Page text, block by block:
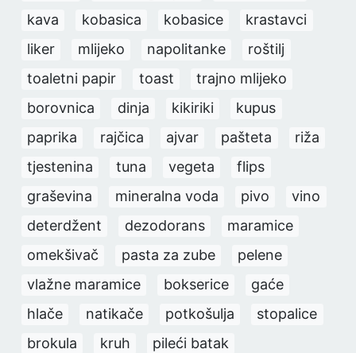
kava
kobasica kobasice
krastavci
liker
mlijeko napolitanke
roštilj
toaletni papir
toast
trajno mlijeko
borovnica
dinja kikiriki
kupus
paprika
rajčica ajvar pašteta
riža
tjestenina
tuna vegeta
flips
graševina
mineralna voda pivo
vino
deterdžent
dezodorans
maramice
omekšivač
pasta za zube
pelene
vlažne maramice
bokserice
gaće
hlače
natikače potkošulja
stopalice
brokula
kruh
pileći batak